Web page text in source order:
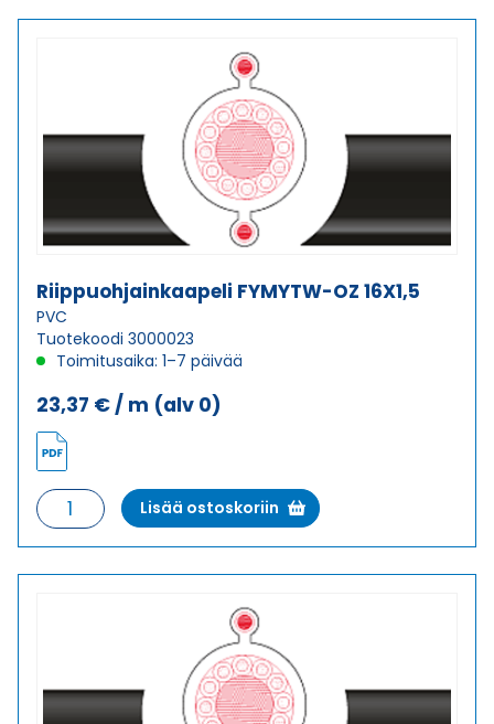
Riippuohjainkaapeli FYMYTW-OZ 16X1,5
PVC
Tuotekoodi 3000023
Toimitusaika: 1–7 päivää
23,37 € / m (alv 0)
Riippuohjainkaapeli
FYMYTW-
OZ
Lisää ostoskoriin